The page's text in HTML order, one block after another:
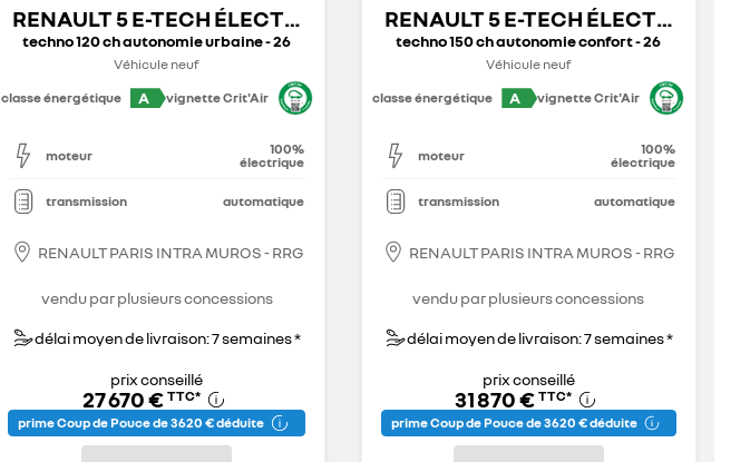
RENAULT 5 E-TECH ÉLECTRIQUE
techno 120 ch autonomie urbaine - 26
Véhicule neuf
classe énergétique
A vignette Crit'Air
moteur
100%
électrique
transmission automatique
RENAULT PARIS INTRA MUROS - RRG
vendu par plusieurs concessions
délai moyen de livraison: 7 semaines *
prix conseillé
27 670 € TTC*
prime Coup de Pouce de 3 620 € déduite
RENAULT 5 E-TECH ÉLECTRIQUE
techno 150 ch autonomie confort - 26
Véhicule neuf
classe énergétique
A vignette Crit'Air
moteur
100%
électrique
transmission automatique
RENAULT PARIS INTRA MUROS - RRG
vendu par plusieurs concessions
délai moyen de livraison: 7 semaines *
prix conseillé
31 870 € TTC*
prime Coup de Pouce de 3 620 € déduite